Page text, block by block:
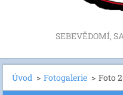
SEBEVĚDOMÍ,
Úvod > Fotogalerie > Foto